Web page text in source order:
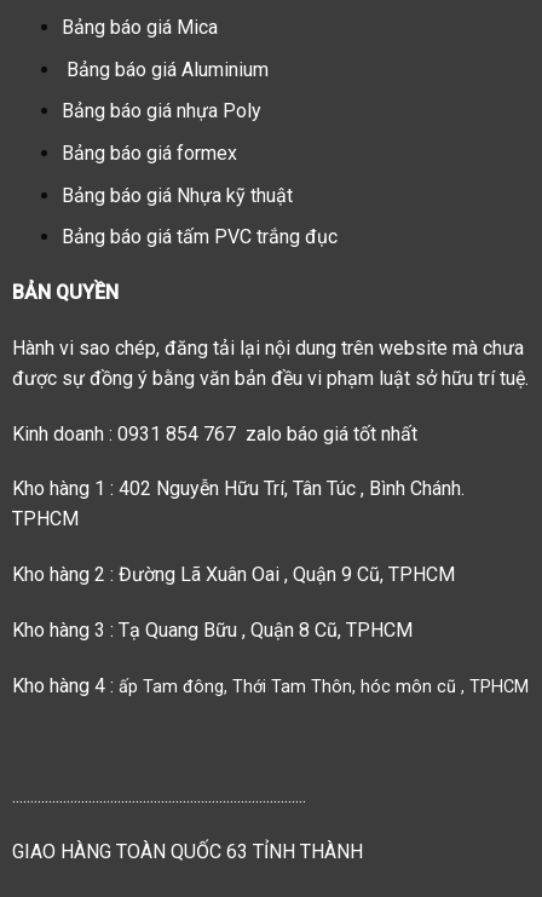
Bảng báo giá Mica
Bảng báo giá Aluminium
Bảng báo giá nhựa Poly
Bảng báo giá formex
Bảng báo giá Nhựa kỹ thuật
Bảng báo giá tấm PVC trắng đục
BẢN QUYỀN
Hành vi sao chép, đăng tải lại nội dung trên website mà chưa
được sự đồng ý bằng văn bản đều vi phạm luật sở hữu trí tuệ.
Kinh doanh : 0931 854 767 zalo báo giá tốt nhất
Kho hàng 1 : 402 Nguyễn Hữu Trí, Tân Túc , Bình Chánh.
TPHCM
Kho hàng 2 : Đường Lã Xuân Oai , Quận 9 Cũ, TPHCM
Kho hàng 3 : Tạ Quang Bữu , Quận 8 Cũ, TPHCM
Kho hàng 4 : ấp Tam đông, Thới Tam Thôn, hóc môn cũ , TPHCM
.................................................................................
GIAO HÀNG TOÀN QUỐC 63 TỈNH THÀNH